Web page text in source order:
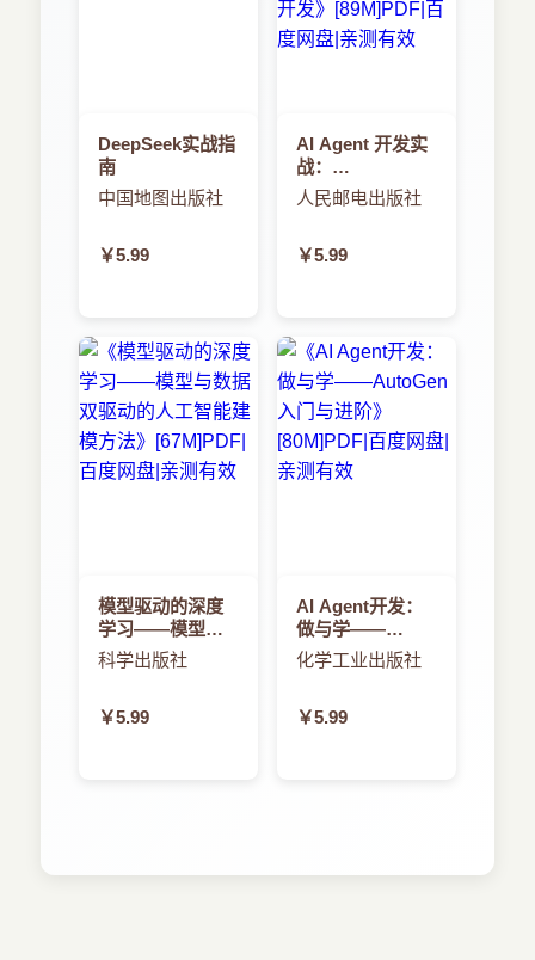
DeepSeek实战指
南
中国地图出版社
￥5.99
AI Agent 开发实
战：
MCP+A2A+LangGraph
驱动的智能体全
人民邮电出版社
￥5.99
模型驱动的深度
学习——模型与
数据双驱动的人
工智能建模方法
科学出版社
￥5.99
AI Agent开发：
做与学——
AutoGen入门与
进阶
化学工业出版社
￥5.99